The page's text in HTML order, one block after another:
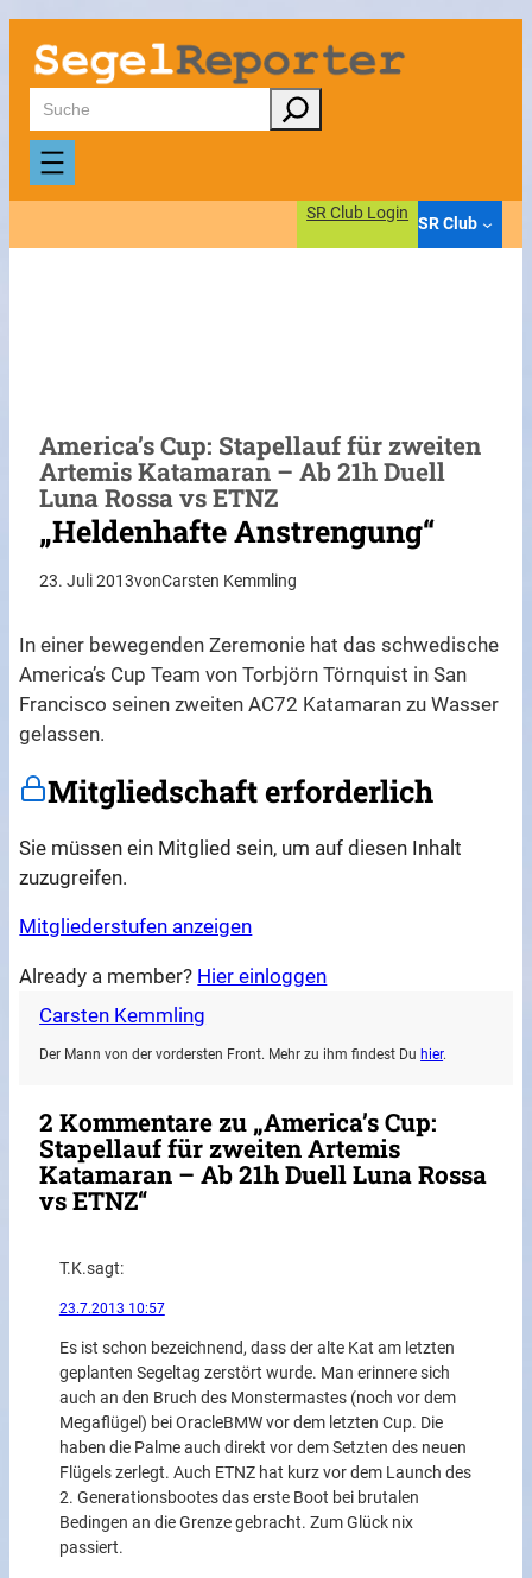
Zum
Inhalt
springen
Suchen
SR Club Login
SR Club
America’s Cup: Stapellauf für zweiten
Artemis Katamaran – Ab 21h Duell
Luna Rossa vs ETNZ
„Heldenhafte Anstrengung“
23. Juli 2013vonCarsten Kemmling
In einer bewegenden Zeremonie hat das schwedische
America’s Cup Team von Torbjörn Törnquist in San
Francisco seinen zweiten AC72 Katamaran zu Wasser
gelassen.
Mitgliedschaft erforderlich
Sie müssen ein Mitglied sein, um auf diesen Inhalt
zuzugreifen.
Mitgliederstufen anzeigen
Already a member? Hier einloggen
Carsten Kemmling
Der Mann von der vordersten Front. Mehr zu ihm findest Du hier.
2 Kommentare zu „America’s Cup:
Stapellauf für zweiten Artemis
Katamaran – Ab 21h Duell Luna Rossa
vs ETNZ“
T.K.sagt:
23.7.2013 10:57
Es ist schon bezeichnend, dass der alte Kat am letzten
geplanten Segeltag zerstört wurde. Man erinnere sich
auch an den Bruch des Monstermastes (noch vor dem
Megaflügel) bei OracleBMW vor dem letzten Cup. Die
haben die Palme auch direkt vor dem Setzten des neuen
Flügels zerlegt. Auch ETNZ hat kurz vor dem Launch des
2. Generationsbootes das erste Boot bei brutalen
Bedingen an die Grenze gebracht. Zum Glück nix
passiert.